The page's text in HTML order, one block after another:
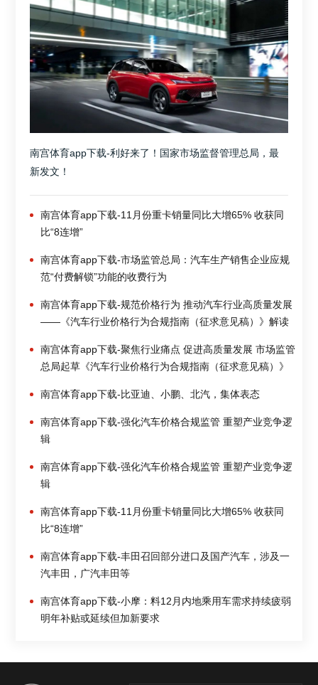
南宫体育app下载-利好来了！国家市场监督管理总局，最
新发文！
南宫体育app下载-11月份重卡销量同比大增65% 收获同
比“8连增”
南宫体育app下载-市场监管总局：汽车生产销售企业应规
范“付费解锁”功能的收费行为
南宫体育app下载-规范价格行为 推动汽车行业高质量发展
——《汽车行业价格行为合规指南（征求意见稿）》解读
南宫体育app下载-聚焦行业痛点 促进高质量发展 市场监管
总局起草《汽车行业价格行为合规指南（征求意见稿）》
南宫体育app下载-比亚迪、小鹏、北汽，集体表态
南宫体育app下载-强化汽车价格合规监管 重塑产业竞争逻
辑
南宫体育app下载-强化汽车价格合规监管 重塑产业竞争逻
辑
南宫体育app下载-11月份重卡销量同比大增65% 收获同
比“8连增”
南宫体育app下载-丰田召回部分进口及国产汽车，涉及一
汽丰田，广汽丰田等
南宫体育app下载-小摩：料12月内地乘用车需求持续疲弱
明年补贴或延续但加新要求